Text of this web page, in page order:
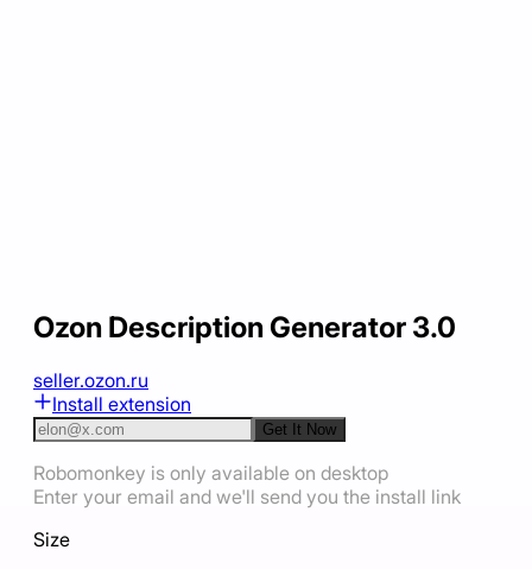
Ozon Description Generator 3.0
seller.ozon.ru
Install extension
Get It Now
Robomonkey is only available on desktop
Enter your email and we'll send you the install link
Size